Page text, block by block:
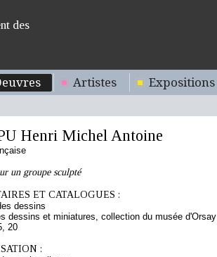
des
Artistes Expositions
Henri Michel Antoine
un groupe sculpté
ET CATALOGUES :
dessins
dessins et miniatures, collection du musée d'Orsay
20
: